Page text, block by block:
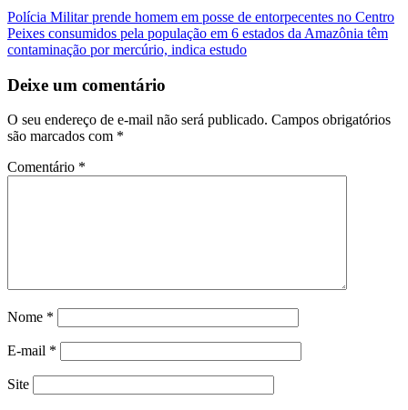
Navegação
de
Polícia Militar prende homem em posse de entorpecentes no Centro
Peixes consumidos pela população em 6 estados da Amazônia têm
contaminação por mercúrio, indica estudo
Deixe um comentário
O seu endereço de e-mail não será publicado. Campos obrigatórios
são marcados com *
Comentário *
Nome *
E-mail *
Site